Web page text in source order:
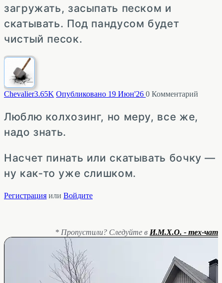
загружать, засыпать песком и
скатывать. Под пандусом будет
чистый песок.
Chevalier3.65K Опубликовано 19 Июн'26 0 Комментарий
Люблю колхозинг, но меру, все же,
надо знать.
Насчет пинать или скатывать бочку —
ну как-то уже слишком.
Регистрация или Войдите
* Пропустили? Следуйте в И.М.Х.О. - тех-чат